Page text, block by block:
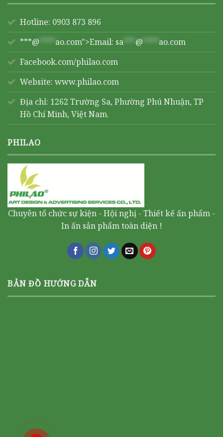
Hotline: 0903 873 896
***@ **** ao.com">Email: sa *** @ **** ao.com
Facebook.com/philao.com
Website: www.philao.com
Địa chỉ: 1262 Trường Sa, Phường Phú Nhuận, TP
Hồ Chí Minh, Việt Nam.
PHILAO
Chuyên tổ chức sự kiện - Hội nghị - Thiết kế ấn phẩm -
In ấn sản phẩm toàn diện !
BẢN ĐỒ HƯỚNG DẪN